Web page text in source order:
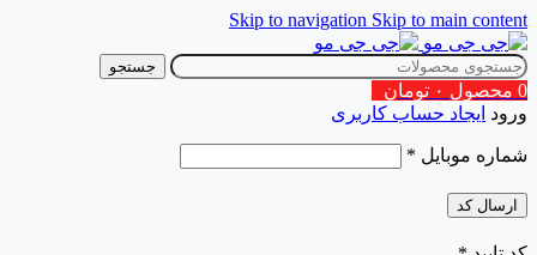
Skip to navigation Skip to main content
جستجو
0 محصول ۰ تومان
ورود ایجاد حساب کاربری
شماره موبایل *
ارسال کد